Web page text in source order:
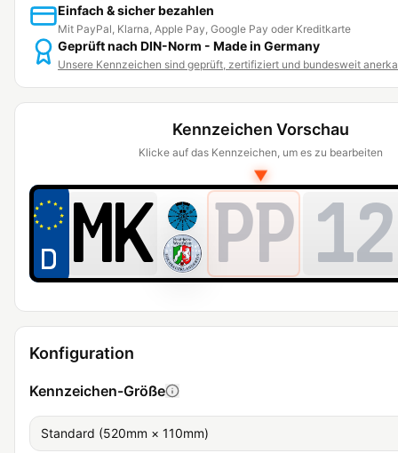
Einfach & sicher bezahlen
Mit PayPal, Klarna, Apple Pay, Google Pay oder Kreditkarte
Geprüft nach DIN-Norm - Made in Germany
Unsere Kennzeichen sind geprüft, zertifiziert und bundesweit
Konfiguration
Kennzeichen-Größe
Standard (520mm × 110mm)
Kennzeichen Vorschau
Klicke auf das Kennzeichen, um es zu bearbeiten
▼
PP